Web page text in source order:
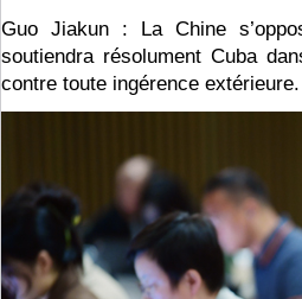
Guo Jiakun : La Chine
soutiendra résolument Cuba
contre toute ingérence extérieure.